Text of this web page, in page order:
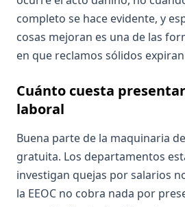
completo se hace evidente, y
cosas mejoran es una de las
en que reclamos sólidos
Cuánto cuesta
laboral
Buena parte de la maquinaria
gratuita. Los departamentos
investigan quejas por salarios
la EEOC no cobra nada por